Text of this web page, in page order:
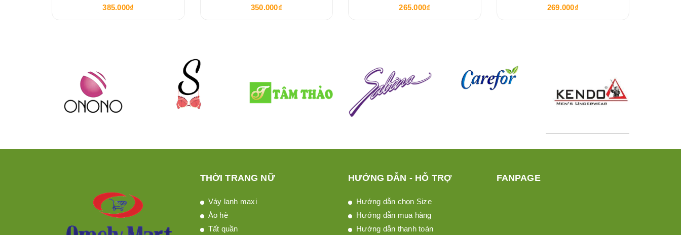
chắn
385.000₫
350.000₫
265.000₫
269.000₫
THỜI TRANG NỮ
Váy lanh maxi
Áo hè
Tất quần
HƯỚNG DẪN - HỖ TRỢ
Hướng dẫn chọn Size
Hướng dẫn mua hàng
Hướng dẫn thanh toán
FANPAGE